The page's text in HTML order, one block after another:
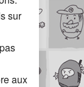
sur
aux